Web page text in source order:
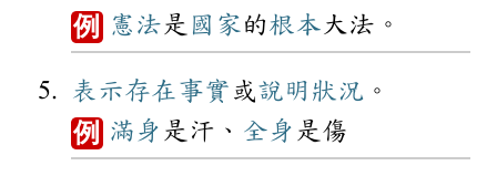
例 憲法是 國家的根本 大法。
表示存在事實 或說明 狀況 。
例 滿身 是汗、 全身 是傷